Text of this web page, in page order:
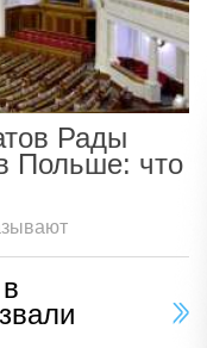
Рады
Польше: что